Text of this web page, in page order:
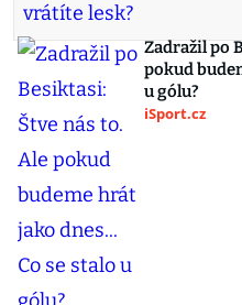
Zadražil po
pokud
u gólu?
iSport.cz